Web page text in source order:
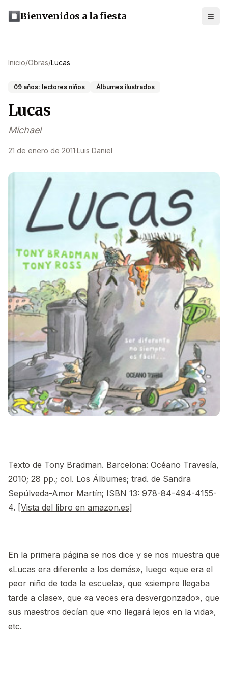
Bienvenidos a la fiesta
Inicio/Obras/Lucas
09 años: lectores niños Álbumes ilustrados
Lucas
Michael
21 de enero de 2011·Luis Daniel
Texto de Tony Bradman. Barcelona: Océano Travesía,
2010; 28 pp.; col. Los Álbumes; trad. de Sandra
Sepúlveda-Amor Martín; ISBN 13: 978-84-494-4155-
4. [Vista del libro en amazon.es]
En la primera página se nos dice y se nos muestra que
«Lucas era diferente a los demás», luego «que era el
peor niño de toda la escuela», que «siempre llegaba
tarde a clase», que «a veces era desvergonzado», que
sus maestros decían que «no llegará lejos en la vida»,
etc.